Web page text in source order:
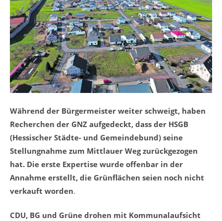
Während der Bürgermeister weiter schweigt, haben
Recherchen der GNZ aufgedeckt, dass der HSGB
(Hessischer Städte- und Gemeindebund) seine
Stellungnahme zum Mittlauer Weg zurückgezogen
hat. Die erste Expertise wurde offenbar in der
Annahme erstellt, die Grünflächen seien noch nicht
verkauft worden.
CDU, BG und Grüne drohen mit Kommunalaufsicht